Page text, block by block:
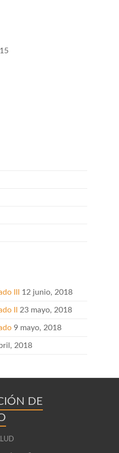
III 12 junio, 2018
II 23 mayo, 2018
9 mayo, 2018
2018
DE